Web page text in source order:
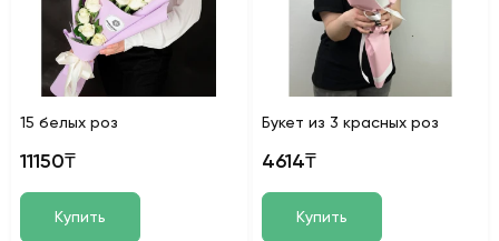
15 белых роз
11150₸
Купить
Букет из 3 красных роз
4614₸
Купить